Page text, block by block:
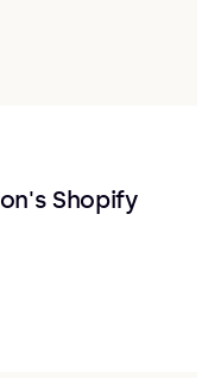
Shopify